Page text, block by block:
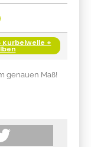
Kurbelwelle +
genauen Maß!